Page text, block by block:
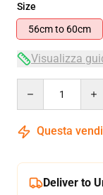
Size
56cm to 60cm
Visualizza
Questa
Deliver to